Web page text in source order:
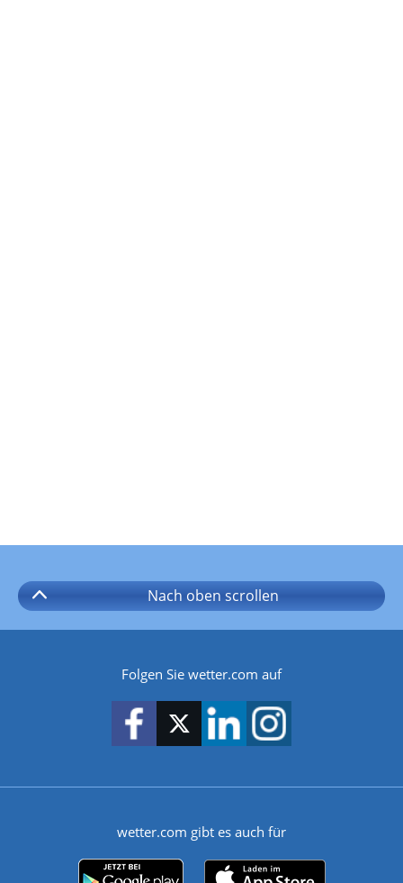
Nach oben scrollen
Folgen Sie wetter.com auf
wetter.com gibt es auch für